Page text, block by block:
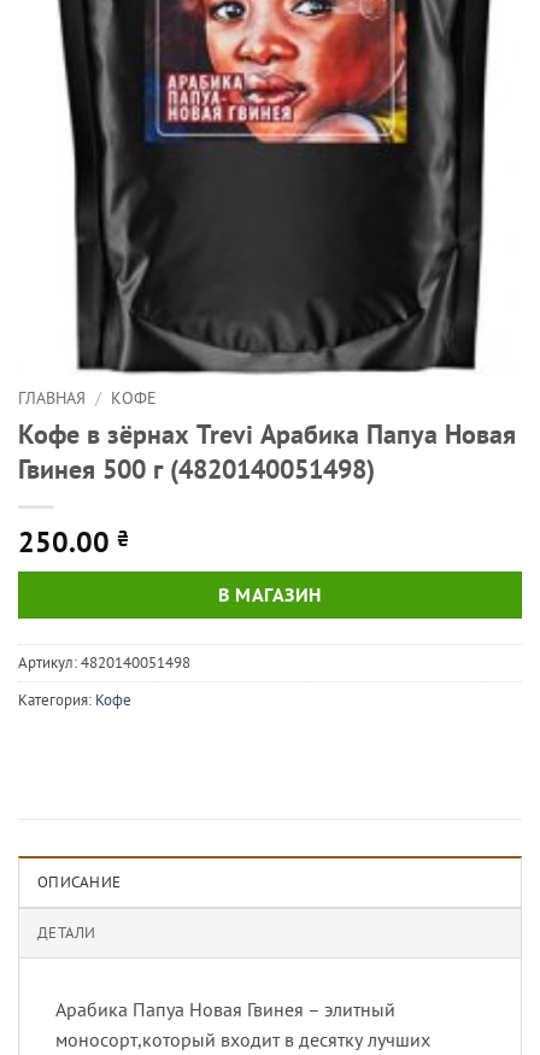
ГЛАВНАЯ / КОФЕ
Кофе в зёрнах Trevi Арабика Папуа Новая
Гвинея 500 г (4820140051498)
250.00 ₴
В МАГАЗИН
Артикул:4820140051498
Категория: Кофе
ОПИСАНИЕ
ДЕТАЛИ
Арабика Папуа Новая Гвинея – элитный
моносорт,который входит в десятку лучших